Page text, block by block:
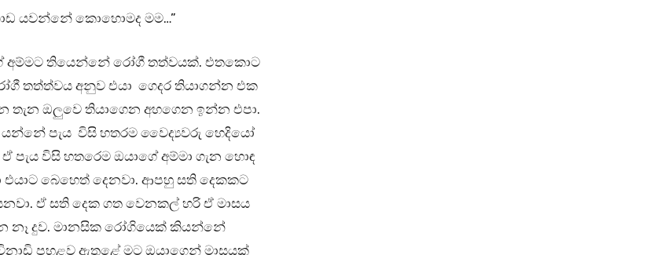
යවන්නේ කොහොමද මම…”
අම්මට තියෙන්නේ රෝගී තත්වයක්. එතකොට
තත්ත්වය අනුව එයා ගෙදර තියාගන්න එක
තැන ඔලුවෙ තියාගෙන අහගෙන ඉන්න එපා.
පැය විසි හතරම වෛද්‍යවරු හෙදියෝ
විසි හතරෙම ඔයාගේ අම්මා ගැන හොඳ
එයාට බෙහෙත් දෙනවා. ආපහු සති දෙකකට
ඒ සති දෙක ගත වෙනකල් හරි ඒ මාසය
නෑ දුව. මානසික රෝගියෙක් කියන්නේ
පහළව ඇතුළේ මට ඔයාගෙන් මාසයක්